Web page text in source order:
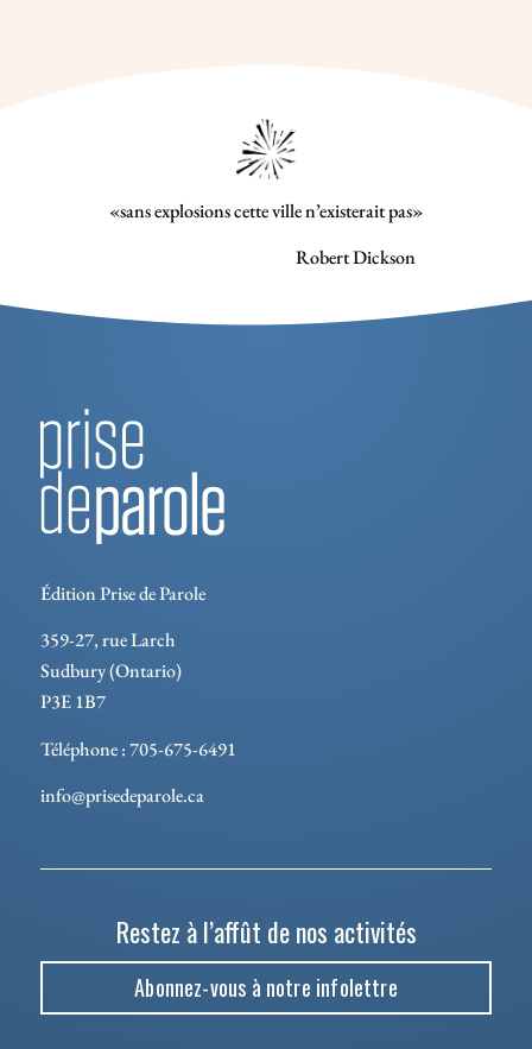
«sans explosions cette ville n’existerait pas»
Robert Dickson
Édition Prise de Parole
359-27, rue Larch
Sudbury (Ontario)
P3E 1B7
Téléphone : 705-675-6491
info@prisedeparole.ca
Restez à l’affût de nos activités
Abonnez-vous à notre infolettre